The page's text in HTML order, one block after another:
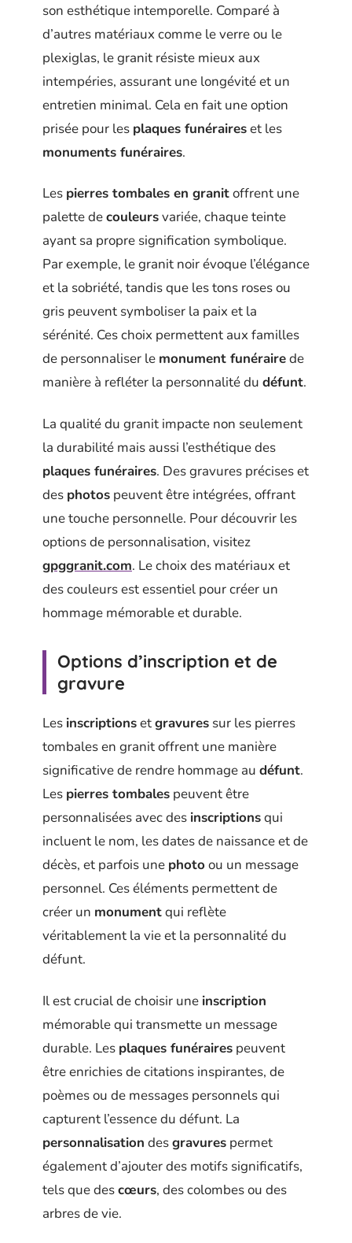
son esthétique intemporelle. Comparé à
d’autres matériaux comme le verre ou le
plexiglas, le granit résiste mieux aux
intempéries, assurant une longévité et un
entretien minimal. Cela en fait une option
prisée pour les plaques funéraireset les
monuments funéraires.
Les pierres tombales en granitoffrent une
palette decouleursvariée, chaque teinte
ayant sa propre signification symbolique.
Par exemple, le granit noir évoque l’élégance
et la sobriété, tandis que les tons roses ou
gris peuvent symboliser la paix et la
sérénité. Ces choix permettent aux familles
de personnaliser le monument funérairede
manière à refléter la personnalité du défunt.
La qualité du granit impacte non seulement
la durabilité mais aussi l’esthétique des
plaques funéraires. Des gravures précises et
des photos peuvent être intégrées, offrant
une touche personnelle. Pour découvrir les
options de personnalisation, visitez
gpggranit.com. Le choix des matériaux et
des couleurs est essentiel pour créer un
hommage mémorable et durable.
Options d’inscription et de
gravure
Les inscriptionsetgravures sur les pierres
tombales en granit offrent une manière
significative de rendre hommage au défunt.
Les pierres tombales peuvent être
personnalisées avec des inscriptionsqui
incluent le nom, les dates de naissance et de
décès, et parfois une photo ou un message
personnel. Ces éléments permettent de
créer un monumentqui reflète
véritablement la vie et la personnalité du
défunt.
Il est crucial de choisir une inscription
mémorable qui transmette un message
durable. Les plaques funéraires peuvent
être enrichies de citations inspirantes, de
poèmes ou de messages personnels qui
capturent l’essence du défunt. La
personnalisation desgravures permet
également d’ajouter des motifs significatifs,
tels que descœurs, des colombes ou des
arbres de vie.